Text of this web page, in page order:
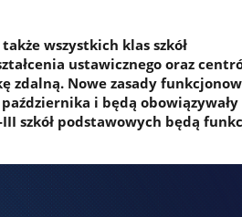
wszystkich klas szkół
ustawicznego oraz
zdalną. Nowe zasady
i będą obowiązywały
szkół podstawowych będą